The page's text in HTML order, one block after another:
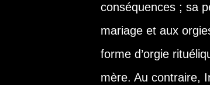
conséquences ; sa
mariage et aux
forme d’orgie
mère. Au contraire,